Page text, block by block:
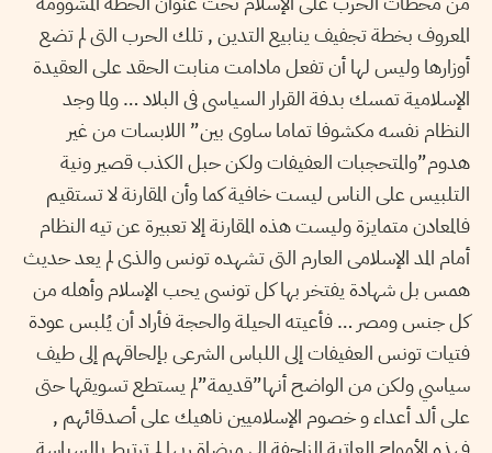
المعروف بخطة تجفيف ينابيع التدين , تلك الحرب التى لم تضع
أوزارها وليس لها أن تفعل مادامت منابت الحقد على العقيدة
الإسلامية تمسك بدفة القرار السياسى فى البلاد … ولما وجد
النظام نفسه مكشوفا تماما ساوى بين” اللابسات من غير
هدوم”والمتحجبات العفيفات ولكن حبل الكذب قصير ونية
التلبيس على الناس ليست خافية كما وأن المقارنة لا تستقيم
فالمعادن متمايزة وليست هذه المقارنة إلا تعبيرة عن تيه النظام
أمام المد الإسلامى العارم التى تشهده تونس والذى لم يعد حديث
همس بل شهادة يفتخر بها كل تونسى يحب الإسلام وأهله من
كل جنس ومصر … فأعيته الحيلة والحجة فأراد أن يُلبس عودة
فتيات تونس العفيفات إلى اللباس الشرعى بإلحاقهم إلى طيف
سياسي ولكن من الواضح أنها”قديمة”لم يستطع تسويقها حتى
على ألد أعداء و خصوم الإسلاميين ناهيك على أصدقائهم ,